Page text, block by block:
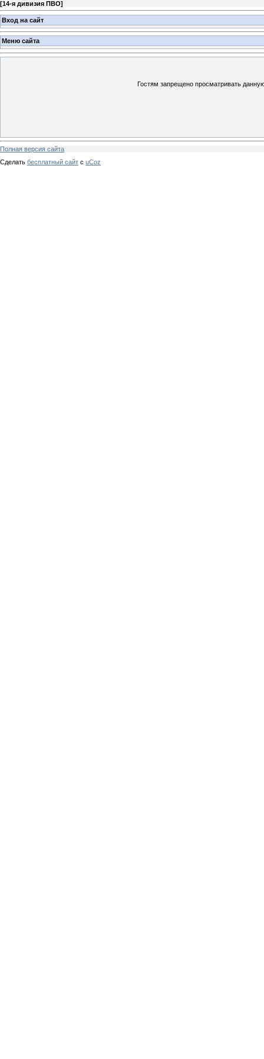
[14-я дивизия ПВО]
Вход на сайт
Меню сайта
Гостям запрещено просматривать
Полная версия сайта
Сделать бесплатный сайт с uCoz